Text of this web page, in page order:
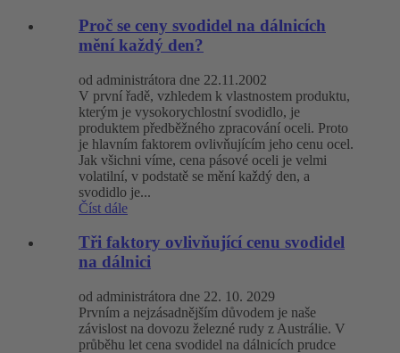
Proč se ceny svodidel na dálnicích
mění každý den?
od administrátora dne 22.11.2002
V první řadě, vzhledem k vlastnostem produktu,
kterým je vysokorychlostní svodidlo, je
produktem předběžného zpracování oceli. Proto
je hlavním faktorem ovlivňujícím jeho cenu ocel.
Jak všichni víme, cena pásové oceli je velmi
volatilní, v podstatě se mění každý den, a
svodidlo je...
Číst dále
Tři faktory ovlivňující cenu svodidel
na dálnici
od administrátora dne 22. 10. 2029
Prvním a nejzásadnějším důvodem je naše
závislost na dovozu železné rudy z Austrálie. V
průběhu let cena svodidel na dálnicích prudce